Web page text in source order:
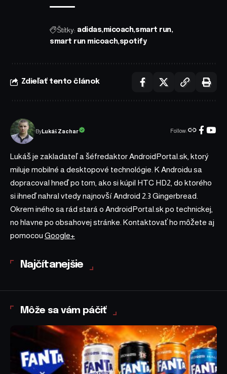
Štítky: adidas micoach smart run
smart run micoach spotify
Zdieľať tento článok
ByLukáš Zachar Follow:
Lukáš je zakladateľ a šéfredaktor AndroidPortal.sk, ktorý
miluje mobilné a desktopové technológie. K Androidu sa
dopracoval hneď po tom, ako si kúpil HTC HD2, do ktorého
si ihneď nahral vtedy najnovší Android 2.3 Gingerbread.
Okrem iného sa rád stará o AndroidPortal.sk po technickej,
no hlavne po obsahovej stránke. Kontaktovať ho môžete aj
pomocou Google+
Najčítanejšie
Môže sa vám páčiť